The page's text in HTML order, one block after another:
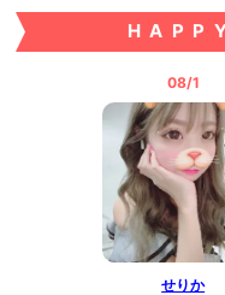
08/1
せりか